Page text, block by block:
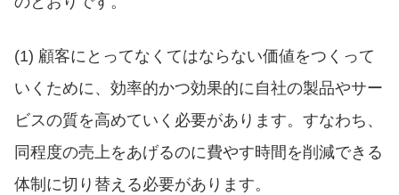
(1) 顧客にとってなくてはならない価値をつくって
いくために、効率的かつ効果的に自社の製品やサー
ビスの質を高めていく必要があります。すなわち、
同程度の売上をあげるのに費やす時間を削減できる
体制に切り替える必要があります。